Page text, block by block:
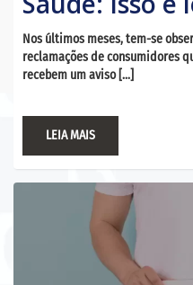
Nos últimos meses, tem-se
reclamações de consumidores
recebem um aviso […]
LEIA MAIS